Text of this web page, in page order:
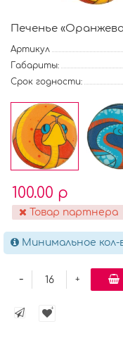
Печенье
Артикул
Габариты:
Срок годности:
100.00 р
Товар партнера
Минимальное кол-
+
-